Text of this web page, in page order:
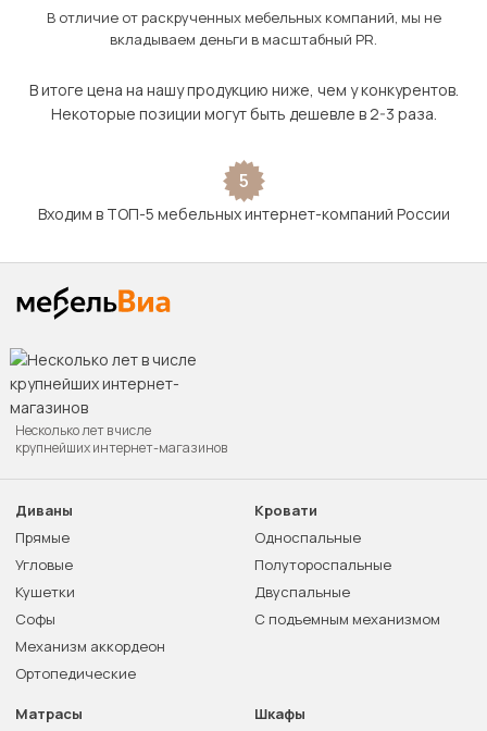
В отличие от раскрученных мебельных компаний, мы не
вкладываем деньги в масштабный PR.
В итоге цена на нашу продукцию ниже, чем у конкурентов.
Некоторые позиции могут быть дешевле в 2-3 раза.
5
Входим в ТОП-5 мебельных интернет-компаний России
Несколько лет в числе
крупнейших интернет-магазинов
Диваны
Прямые
Угловые
Кушетки
Софы
Механизм аккордеон
Ортопедические
Кровати
Односпальные
Полутороспальные
Двуспальные
С подъемным механизмом
Матрасы
Шкафы